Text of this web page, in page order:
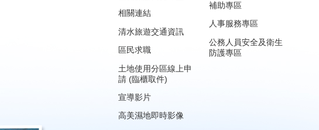
相關連結
清水旅遊交通資訊
區民求職
土地使用分區線上申
請 (臨櫃取件)
宣導影片
高美濕地即時影像
補助專區
人事服務專區
公務人員安全及衛生
防護專區